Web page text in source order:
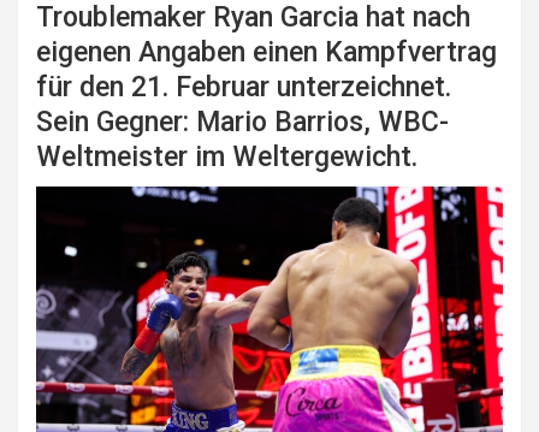
Troublemaker Ryan Garcia hat nach
eigenen Angaben einen Kampfvertrag
für den 21. Februar unterzeichnet.
Sein Gegner: Mario Barrios, WBC-
Weltmeister im Weltergewicht.